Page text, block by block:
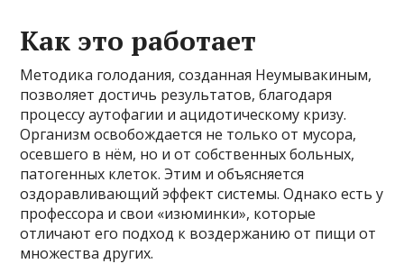
Как это работает
Методика голодания, созданная Неумывакиным,
позволяет достичь результатов, благодаря
процессу аутофагии и ацидотическому кризу.
Организм освобождается не только от мусора,
осевшего в нём, но и от собственных больных,
патогенных клеток. Этим и объясняется
оздоравливающий эффект системы. Однако есть у
профессора и свои «изюминки», которые
отличают его подход к воздержанию от пищи от
множества других.